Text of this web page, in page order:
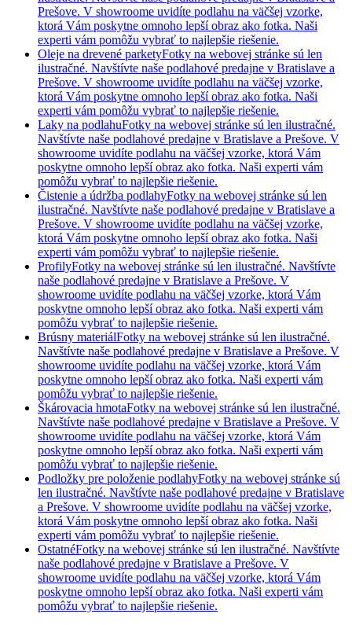
Prešove. V showroome uvidíte podlahu na väčšej vzorke,
ktorá Vám poskytne omnoho lepší obraz ako fotka. Naši
experti vám pomôžu vybrať to najlepšie riešenie.
Oleje na drevené parketyFotky na webovej stránke sú len
ilustračné. Navštívte naše podlahové predajne v Bratislave a
Prešove. V showroome uvidíte podlahu na väčšej vzorke,
ktorá Vám poskytne omnoho lepší obraz ako fotka. Naši
experti vám pomôžu vybrať to najlepšie riešenie.
Laky na podlahuFotky na webovej stránke sú len ilustračné.
Navštívte naše podlahové predajne v Bratislave a Prešove. V
showroome uvidíte podlahu na väčšej vzorke, ktorá Vám
poskytne omnoho lepší obraz ako fotka. Naši experti vám
pomôžu vybrať to najlepšie riešenie.
Čistenie a údržba podlahyFotky na webovej stránke sú len
ilustračné. Navštívte naše podlahové predajne v Bratislave a
Prešove. V showroome uvidíte podlahu na väčšej vzorke,
ktorá Vám poskytne omnoho lepší obraz ako fotka. Naši
experti vám pomôžu vybrať to najlepšie riešenie.
ProfilyFotky na webovej stránke sú len ilustračné. Navštívte
naše podlahové predajne v Bratislave a Prešove. V
showroome uvidíte podlahu na väčšej vzorke, ktorá Vám
poskytne omnoho lepší obraz ako fotka. Naši experti vám
pomôžu vybrať to najlepšie riešenie.
Brúsny materiálFotky na webovej stránke sú len ilustračné.
Navštívte naše podlahové predajne v Bratislave a Prešove. V
showroome uvidíte podlahu na väčšej vzorke, ktorá Vám
poskytne omnoho lepší obraz ako fotka. Naši experti vám
pomôžu vybrať to najlepšie riešenie.
Škárovacia hmotaFotky na webovej stránke sú len ilustračné.
Navštívte naše podlahové predajne v Bratislave a Prešove. V
showroome uvidíte podlahu na väčšej vzorke, ktorá Vám
poskytne omnoho lepší obraz ako fotka. Naši experti vám
pomôžu vybrať to najlepšie riešenie.
Podložky pre položenie podlahyFotky na webovej stránke sú
len ilustračné. Navštívte naše podlahové predajne v Bratislave
a Prešove. V showroome uvidíte podlahu na väčšej vzorke,
ktorá Vám poskytne omnoho lepší obraz ako fotka. Naši
experti vám pomôžu vybrať to najlepšie riešenie.
OstatnéFotky na webovej stránke sú len ilustračné. Navštívte
naše podlahové predajne v Bratislave a Prešove. V
showroome uvidíte podlahu na väčšej vzorke, ktorá Vám
poskytne omnoho lepší obraz ako fotka. Naši experti vám
pomôžu vybrať to najlepšie riešenie.